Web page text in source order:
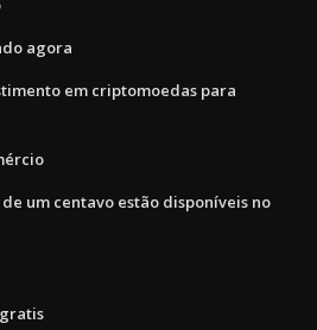
agora
em criptomoedas para
um centavo estão disponíveis no